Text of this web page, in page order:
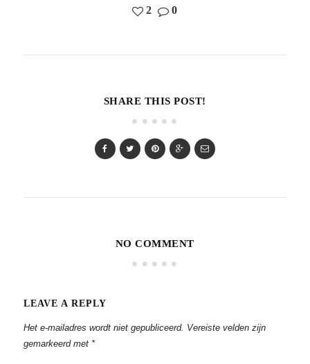
2 0
SHARE THIS POST!
NO COMMENT
LEAVE A REPLY
Het e-mailadres wordt niet gepubliceerd. Vereiste velden zijn
gemarkeerd met *